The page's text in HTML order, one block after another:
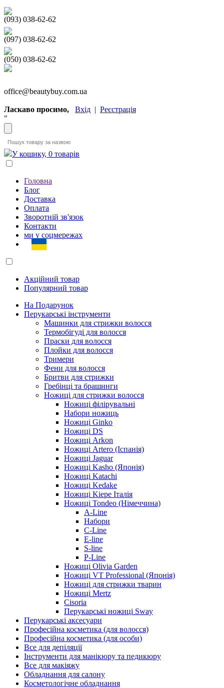
(093) 038-62-62
(097) 038-62-62
(050) 038-62-62
office@beautybuy.com.ua
Ласкаво просимо, Вхід | Реєстрація
"
У кошику, 0 товарів
Головна
Блог
Доставка
Оплата
Зворотній зв'язок
Контакти
ми у соцмережах
Акційний товар
Популярний товар
На Подарунок
Перукарські інструменти
Машинки для стрижки волосся
Термобігуді для волосся
Праски для волосся
Плойки для волосся
Тримери
Фени для волосся
Бритви для стрижки
Гребінці та брашинги
Ножиці для стрижки волосся
Ножиці філірувальні
Набори ножиць
Ножиці Ginko
Ножиці DS
Ножиці Arkon
Ножиці Artero (Іспанія)
Ножиці Jaguar
Ножиці Kasho (Японія)
Ножиці Katachi
Ножиці Kedake
Ножиці Kiepe Італія
Ножиці Tondeo (Німеччина)
A-Line
Набори
C-Line
E-line
S-line
P-Line
Ножиці Olivia Garden
Ножиці VT Professional (Японія)
Ножиці для стрижки тварин
Ножиці Mertz
Cisoria
Перукарські ножиці Sway
Перукарські аксесуари
Професійна косметика (для волосся)
Професійна косметика (для особи)
Все для депіляції
Інструменти для манікюру та педикюру
Все для макіяжу
Обладнання для салону
Косметологічне обладнання